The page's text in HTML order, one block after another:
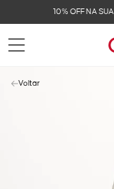
10% OFF NA SUA
Voltar